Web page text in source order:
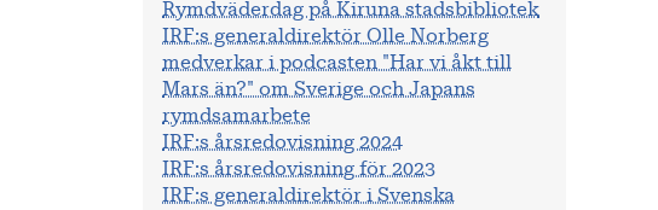
Rymdväderdag på Kiruna stadsbibliotek
IRF:s generaldirektör Olle Norberg
medverkar i podcasten "Har vi åkt till
Mars än?" om Sverige och Japans
rymdsamarbete
IRF:s årsredovisning 2024
IRF:s årsredovisning för 2023
IRF:s generaldirektör i Svenska